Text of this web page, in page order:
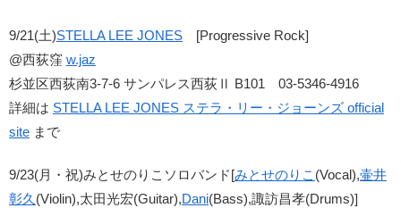
9/21(土)STELLA LEE JONES [Progressive Rock]
@西荻窪 w.jaz
杉並区西荻南3-7-6 サンパレス西荻Ⅱ B101 03-5346-4916
詳細は STELLA LEE JONES ステラ・リー・ジョーンズ official
site まで
9/23(月・祝)みとせのりこソロバンド[みとせのりこ (Vocal),壷井
彰久 (Violin),太田光宏(Guitar),Dani(Bass),諏訪昌孝(Drums)]